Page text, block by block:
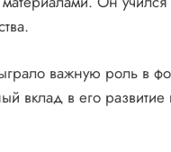
важную роль в
вклад в его развитие